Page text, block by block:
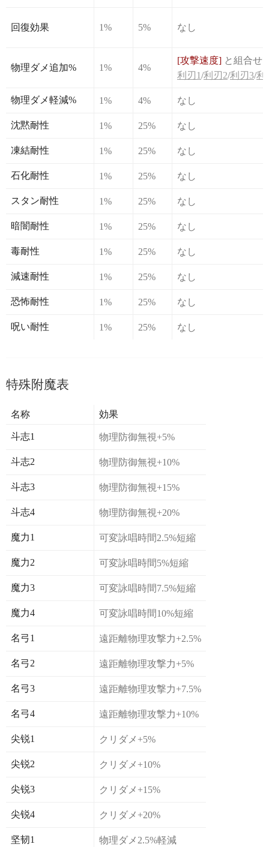
回復効果 1% 5% なし
物理ダメ追加% 1% 4%
[攻撃速度] と組合せ
利刃1/利刃2/利刃3/利
物理ダメ軽減% 1% 4% なし
沈黙耐性 1% 25% なし
凍結耐性 1% 25% なし
石化耐性 1% 25% なし
スタン耐性 1% 25% なし
暗闇耐性 1% 25% なし
毒耐性 1% 25% なし
減速耐性 1% 25% なし
恐怖耐性 1% 25% なし
呪い耐性 1% 25% なし
特殊附魔表
名称 効果
斗志1 物理防御無視+5%
斗志2 物理防御無視+10%
斗志3 物理防御無視+15%
斗志4 物理防御無視+20%
魔力1 可変詠唱時間2.5%短縮
魔力2 可変詠唱時間5%短縮
魔力3 可変詠唱時間7.5%短縮
魔力4 可変詠唱時間10%短縮
名弓1 遠距離物理攻撃力+2.5%
名弓2 遠距離物理攻撃力+5%
名弓3 遠距離物理攻撃力+7.5%
名弓4 遠距離物理攻撃力+10%
尖锐1 クリダメ+5%
尖锐2 クリダメ+10%
尖锐3 クリダメ+15%
尖锐4 クリダメ+20%
坚韧1 物理ダメ2.5%軽減